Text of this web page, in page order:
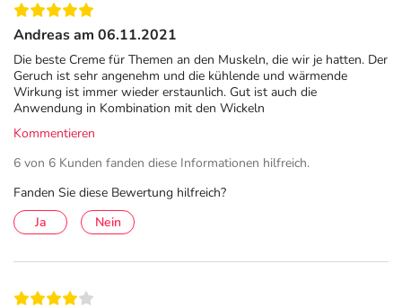
die Hautschichten aufgelockert und danach ist die
Aufnahmefähigkeit der Haut für die Einreibecreme
besonders gut. Nach der Einreibung Hände mit Seife
waschen, um zu vermeiden, dass Cremereste
versehentlich auf die empfindlichen Schleimhäute
übertragen werden.
Inhaltsstoffe
Cetylstearylalkohol, Isopropylpalmitat,
Macrogolcetylstearylether, mittelkettige Triglyceride,
Diglyceryl-Caprylat/Caprat/Isostearat/
Hydroxystearat/Adipat), Muskatnussöl, Citronensäure
Andreas am 06.11.2021
Die beste Creme für Themen an den Muskeln, die wir je hatten. Der
Geruch ist sehr angenehm und die kühlende und wärmende
Wirkung ist immer wieder erstaunlich. Gut ist auch die
Anwendung in Kombination mit den Wickeln
Kommentieren
6 von 6 Kunden fanden diese Informationen hilfreich.
Fanden Sie diese Bewertung hilfreich?
Ja
Nein